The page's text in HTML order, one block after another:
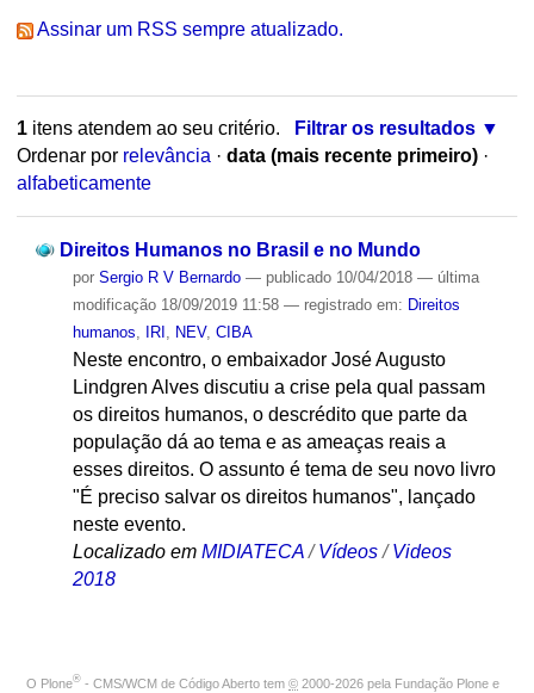
Assinar um RSS sempre atualizado.
1itens atendem ao seu critério.
Filtrar os resultados
Ordenar por relevância · data (mais recente primeiro) ·
alfabeticamente
Direitos Humanos no Brasil e no Mundo
por Sergio R V Bernardo — publicado10/04/2018 — última
modificação18/09/2019 11:58 — registrado em: Direitos
humanos
IRI NEV, CIBA
Neste encontro, o embaixador José Augusto
Lindgren Alves discutiu a crise pela qual passam
os direitos humanos, o descrédito que parte da
população dá ao tema e as ameaças reais a
esses direitos. O assunto é tema de seu novo livro
"É preciso salvar os direitos humanos", lançado
neste evento.
Localizado em MIDIATECA /Vídeos /Videos
2018
O Plone® - CMS/WCM de Código Aberto tem © 2000-2026 pela Fundação Plone e